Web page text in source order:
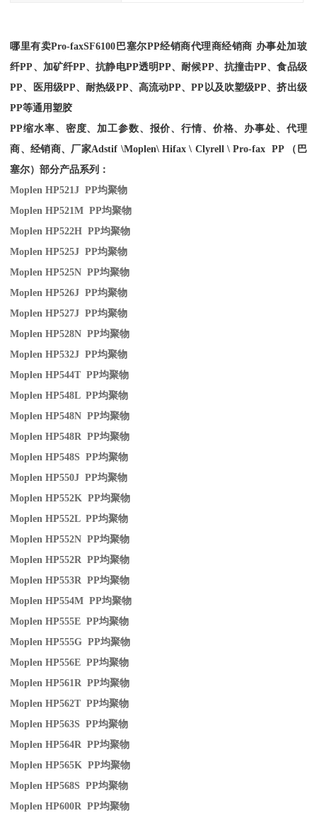
哪里有卖Pro-faxSF6100 巴塞尔PP经销商代理商经销商 办事处加玻
纤PP、加矿纤PP、抗静电PP透明PP、耐候PP、抗撞击PP、食品级
PP、医用级PP、耐热级PP、高流动PP、PP以及吹塑级PP、挤出级
PP等通用塑胶
PP缩水率、密度、加工参数、报价、行情、价格、办事处、代理
商、经销商、厂家Adstif \Moplen\ Hifax \ Clyrell \ Pro-fax PP （巴
塞尔）部分产品系列：
Moplen HP521J PP均聚物
Moplen HP521M PP均聚物
Moplen HP522H PP均聚物
Moplen HP525J PP均聚物
Moplen HP525N PP均聚物
Moplen HP526J PP均聚物
Moplen HP527J PP均聚物
Moplen HP528N PP均聚物
Moplen HP532J PP均聚物
Moplen HP544T PP均聚物
Moplen HP548L PP均聚物
Moplen HP548N PP均聚物
Moplen HP548R PP均聚物
Moplen HP548S PP均聚物
Moplen HP550J PP均聚物
Moplen HP552K PP均聚物
Moplen HP552L PP均聚物
Moplen HP552N PP均聚物
Moplen HP552R PP均聚物
Moplen HP553R PP均聚物
Moplen HP554M PP均聚物
Moplen HP555E PP均聚物
Moplen HP555G PP均聚物
Moplen HP556E PP均聚物
Moplen HP561R PP均聚物
Moplen HP562T PP均聚物
Moplen HP563S PP均聚物
Moplen HP564R PP均聚物
Moplen HP565K PP均聚物
Moplen HP568S PP均聚物
Moplen HP600R PP均聚物